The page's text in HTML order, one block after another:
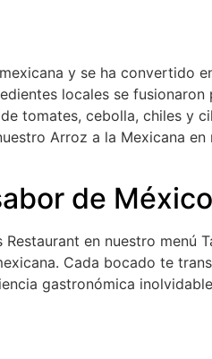
y se ha convertido
locales se
tomates, cebolla, chiles y
Arroz a la Mexicana
de México
en nuestro menú
Cada bocado te
gastronómica